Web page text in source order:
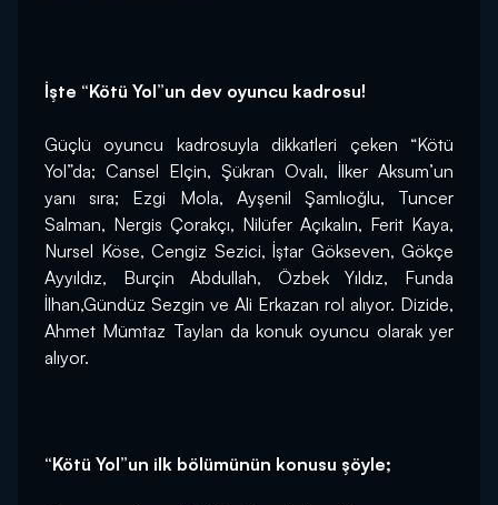
İşte “Kötü Yol”un dev oyuncu kadrosu!
Güçlü oyuncu kadrosuyla dikkatleri çeken “Kötü
Yol”da; Cansel Elçin, Şükran Ovalı, İlker Aksum’un
yanı sıra; Ezgi Mola, Ayşenil Şamlıoğlu, Tuncer
Salman, Nergis Çorakçı, Nilüfer Açıkalın, Ferit Kaya,
Nursel Köse, Cengiz Sezici, İştar Gökseven, Gökçe
Ayyıldız, Burçin Abdullah, Özbek Yıldız, Funda
İlhan,Gündüz Sezgin ve Ali Erkazan rol alıyor. Dizide,
Ahmet Mümtaz Taylan da konuk oyuncu olarak yer
alıyor.
“Kötü Yol”un ilk bölümünün konusu şöyle;